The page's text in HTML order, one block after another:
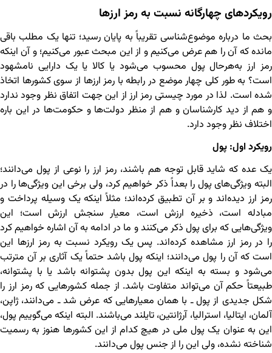
رویکردهای چهارگانه نسبت به رمز ارزها
بحث ما درباره موضوع‌شناسی تقریباً به پایان رسید؛ تنها یک مطلب باقی
مانده که آن را هم عرض می‌کنیم و از این مبحث عبور می‌کنیم؛ و آن اینکه
رمز ارز به‌هرحال پول محسوب می‌شود یا کالا یا یک دارایی نامشهود
است؟ به طور کلی چهار موضع در رابطه با رمز ارزها از سوی کشورها اتخاذ
شده است. لذا در مورد چیستی رمز ارز از این جهت اتفاق نظر وجود ندارد
و هم از دید کارشناسان و هم از منظر دولت‌ها و حکومت‌ها در این باره
اختلاف نظر وجود دارد.
رویکرد اول: پول
یک عده که شاید قابل توجه هم باشند، رمز ارز را نوعی از پول می‌دانند؛
البته ویژگی‌های پول را بعداً ذکر خواهیم کرد، ولی برخی این ویژگی‌ها را در
رمز ارز دیده‌اند و بر آن تطبیق کرده‌اند؛ مثلاً اینکه یک وسیله پرداخت و
مبادله است، ذخیره ارزش است، معیار سنجش ارزش است؛ این
ویژگی‌هایی که برای پول ذکر می‌کنند و ما در ادامه به آن اشاره خواهیم کرد
را در رمز ارز مشاهده کرده‌اند. پس یک رویکرد نسبت به رمز ارزها این
است که آن را پول می‌دانند؛ اینکه پول باشد حتماً یک آثاری بر آن مترتب
می‌شود و بسته به اینکه این پول بدون پشتوانه باشد یا با پشتوانه،
طبیعتاً حکم آن می‌تواند متفاوت باشد. از جمله کشورهایی که رمز ارز را
شکل جدیدی از پول ـ با همان معیارهایی که عرض شد ـ می‌دانند، ژاپن،
آلمان، ایتالیا، استرالیا، آرژانتین، تایلند می‌باشند. البته اینکه می‌گوییم پول،
این به عنوان یک پول ملی در هیچ کدام از این کشورها هنوز به رسمیت
شناخته نشده، ولی این را از جنس پول می‌دانند.